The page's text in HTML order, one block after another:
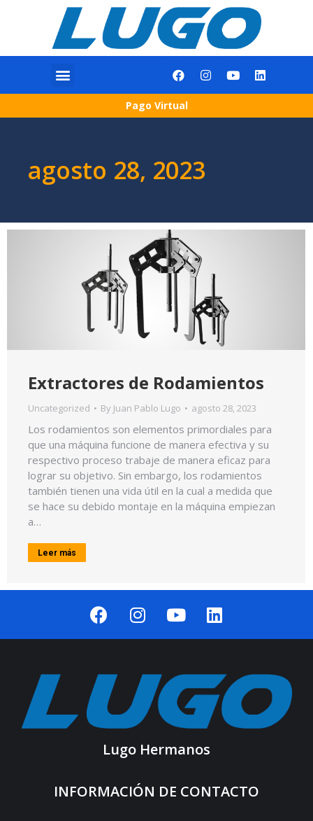
Pago Virtual
agosto 28, 2023
Extractores de Rodamientos
Uncategorized By Juan Pablo Lugo agosto 28, 2023
Los rodamientos son elementos primordiales para
que una máquina funcione de manera efectiva y su
respectivo proceso trabaje de manera eficaz para
lograr su objetivo. Sin embargo, los rodamientos
también tienen una vida útil en la cual a medida que
se hace su debido montaje en la máquina empiezan
a…
Leer más
Lugo Hermanos
INFORMACIÓN DE CONTACTO